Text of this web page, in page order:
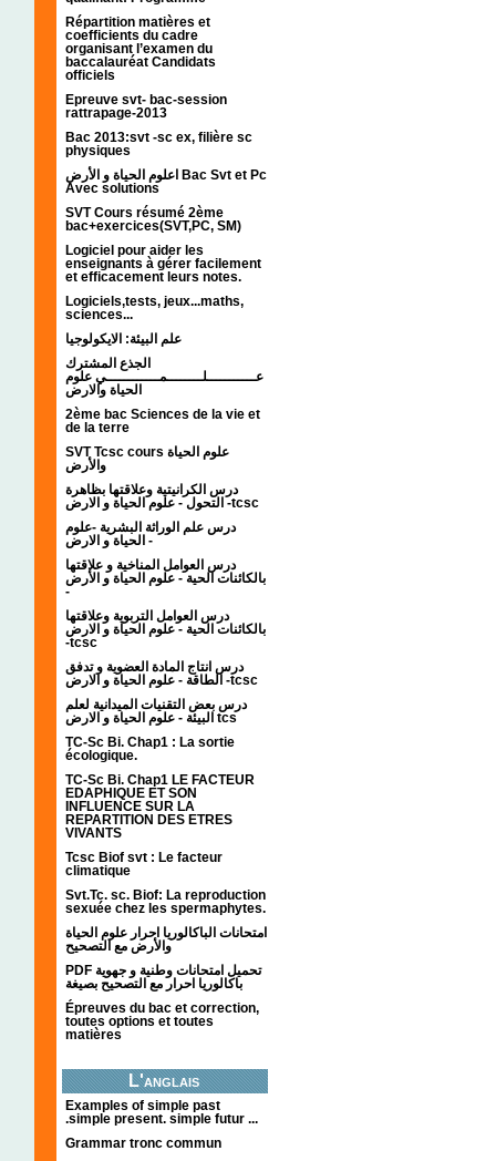
Répartition matières et
coefficients du cadre
organisant l’examen du
baccalauréat Candidats
officiels
Epreuve svt- bac-session
rattrapage-2013
Bac 2013:svt -sc ex, filière sc
physiques
اعلوم الحياة و الأرض Bac Svt et Pc
Avec solutions
SVT Cours résumé 2ème
bac+exercices(SVT,PC, SM)
Logiciel pour aider les
enseignants à gérer facilement
et efficacement leurs notes.
Logiciels,tests, jeux...maths,
sciences...
علم البيئة: الايكولوجيا
الجذع المشترك
عـــــــــــلــــــــمــــــــــــي علوم
الحياة والارض
2ème bac Sciences de la vie et
de la terre
SVT Tcsc cours علوم الحياة
والأرض
درس الكرانيتية وعلاقتها بظاهرة
التحول - علوم الحياة و الارض -tcsc
درس علم الوراثة البشرية -علوم
الحياة و الارض -
درس العوامل المناخية و علاقتها
بالكائنات الحية - علوم الحياة و الأرض
-
درس العوامل التربوية وعلاقتها
بالكائنات الحية - علوم الحياة و الارض
-tcsc
درس انتاج المادة العضوية و تدفق
الطاقة - علوم الحياة و الارض -tcsc
درس بعض التقنيات الميدانية لعلم
البيئة - علوم الحياة و الارض tcs
TC-Sc Bi. Chap1 : La sortie
écologique.
TC-Sc Bi. Chap1 LE FACTEUR
EDAPHIQUE ET SON
INFLUENCE SUR LA
REPARTITION DES ETRES
VIVANTS
Tcsc Biof svt : Le facteur
climatique
Svt.Tc. sc. Biof: La reproduction
sexuée chez les spermaphytes.
امتحانات الباكالوريا احرار علوم الحياة
والأرض مع التصحيح
PDF تحميل امتحانات وطنية و جهوية
باكالوريا احرار مع التصحيح بصيغة
Épreuves du bac et correction,
toutes options et toutes
matières
L'anglais
Examples of simple past
.simple present. simple futur ...
Grammar tronc commun